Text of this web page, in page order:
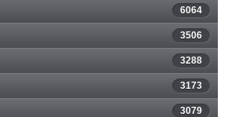
6064
3506
3288
3173
3079